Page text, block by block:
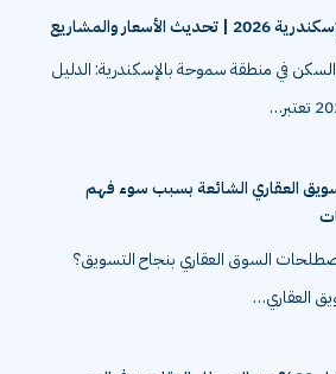
الأسعار والمشاريع
في منطقة سموحة بالإسكندرية: الدليل
العقاري الشائعة بسبب سوء فهم
السوق العقاري بنجاح التسويق؟
العقاري…